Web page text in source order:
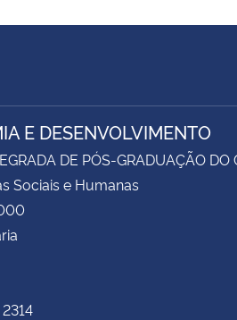
E DESENVOLVIMENTO
DE PÓS-GRADUAÇÃO DO
Sociais e Humanas